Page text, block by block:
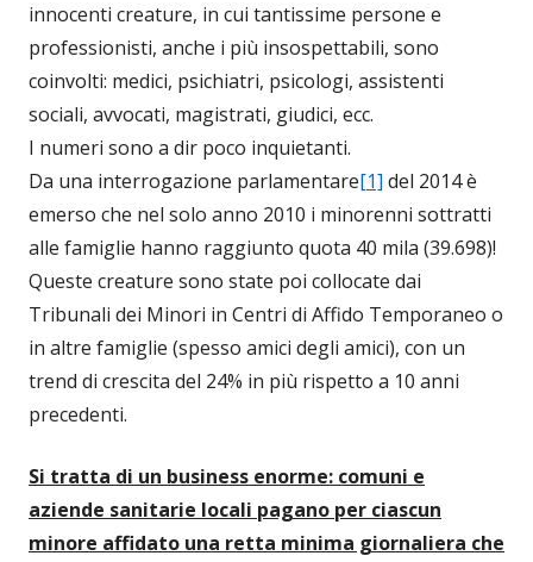
innocenti creature, in cui tantissime persone e
professionisti, anche i più insospettabili, sono
coinvolti: medici, psichiatri, psicologi, assistenti
sociali, avvocati, magistrati, giudici, ecc.
I numeri sono a dir poco inquietanti.
Da una interrogazione parlamentare[1] del 2014 è
emerso che nel solo anno 2010 i minorenni sottratti
alle famiglie hanno raggiunto quota 40 mila (39.698)!
Queste creature sono state poi collocate dai
Tribunali dei Minori in Centri di Affido Temporaneo o
in altre famiglie (spesso amici degli amici), con un
trend di crescita del 24% in più rispetto a 10 anni
precedenti.
Si tratta di un business enorme: comuni e
aziende sanitarie locali pagano per ciascun
minore affidato una retta minima giornaliera che